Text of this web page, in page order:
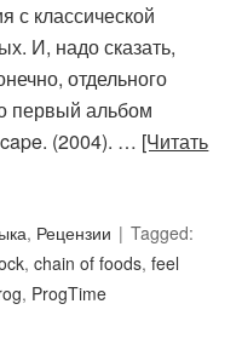
с классической
И, надо сказать,
отдельного
первый альбом
(2004). … [Читать
, Рецензии
Tagged:
,chain of foods,feel
, ProgTime